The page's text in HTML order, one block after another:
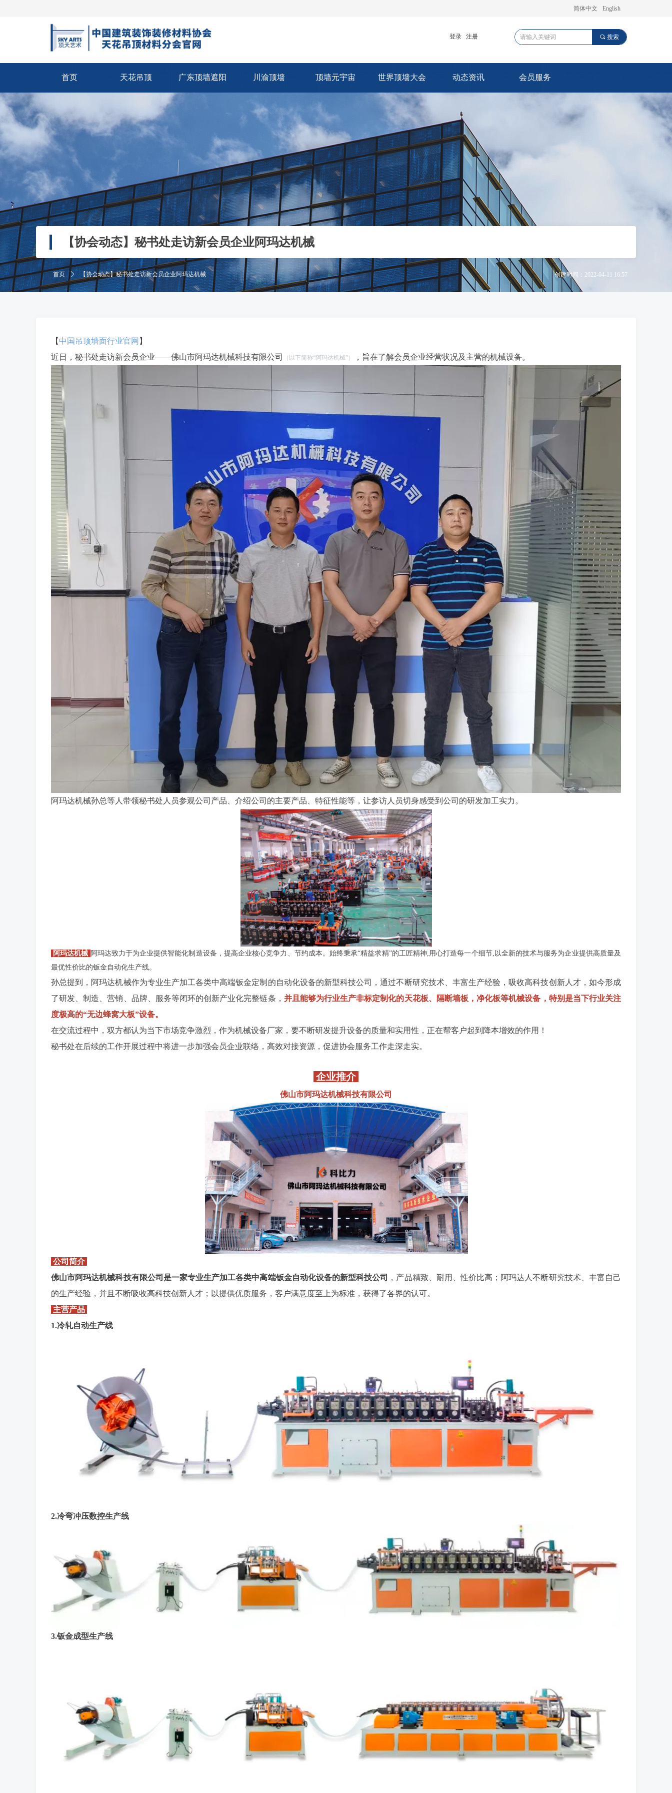
끠 搜索
登录 注册
首页 天花吊顶 广东顶墙遮阳 川渝顶墙 顶墙元宇宙 世界顶墙大会 动态资讯 会员服务
简体中文 English
【协会动态】秘书处走访新会员企业阿玛达机械
【 中国吊顶墙面行业官网 】
近日，秘书处走访新会员企业——佛山市阿玛达机械科技有限公司
（以下简称“阿玛达机械”） ，旨在了解会员企业经营状况及主营的机械设备。
阿玛达机械孙总等人带领秘书处人员参观公司产品、介绍公司的主要产品、特征性能等，让参访人员切身感受到公司的研发加工实力。
阿玛达机械 阿玛达致力于为企业提供智能化制造设备，提高企业核心竞争力、节约成本。始终秉承“精益求精”的工匠精神,用心打造每一个细节,以全新的技术与服务为企业提供高质量及
最优性价比的钣金自动化生产线。
孙总提到，阿玛达机械作为专业生产加工各类中高端钣金定制的自动化设备的新型科技公司，通过不断研究技术、丰富生产经验，吸收高科技创新人才，如今形成
了研发、制造、营销、品牌、服务等闭环的创新产业化完整链条， 并且能够为行业生产非标定制化的天花板、隔断墙板，净化板等机械设备，特别是当下行业关注
度极高的“无边蜂窝大板”设备。
在交流过程中，双方都认为当下市场竞争激烈，作为机械设备厂家，要不断研发提升设备的质量和实用性，正在帮客户起到降本增效的作用！
秘书处在后续的工作开展过程中将进一步加强会员企业联络，高效对接资源，促进协会服务工作走深走实。
企业推介
佛山市阿玛达机械科技有限公司
公司简介
佛山市阿玛达机械科技有限公司是一家专业生产加工各类中高端钣金自动化设备的新型科技公司
，产品精致、耐用、性价比高；阿玛达人不断研究技术、丰富自己
的生产经验，并且不断吸收高科技创新人才；以提供优质服务，客户满意度至上为标准，获得了各界的认可。
主营产品
1.冷轧自动生产线
2.冷弯冲压数控生产线
3.钣金成型生产线
首页 ꄲ 【协会动态】秘书处走访新会员企业阿玛达机械 创建时间： 2022-04-11 16:57